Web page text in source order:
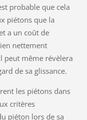
probable que cela
piétons que la
a un coût de
nettement
peut même révèlera
de sa glissance.
les piétons dans
critères
piéton lors de sa